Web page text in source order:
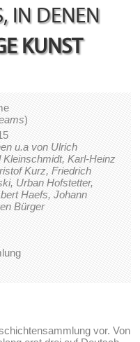
IN DENEN
KUNST
)
u.a von Ulrich
Karl-Heinz
Kurz, Friedrich
Urban Hofstetter,
Haefs, Johann
Bürger
vor. Von